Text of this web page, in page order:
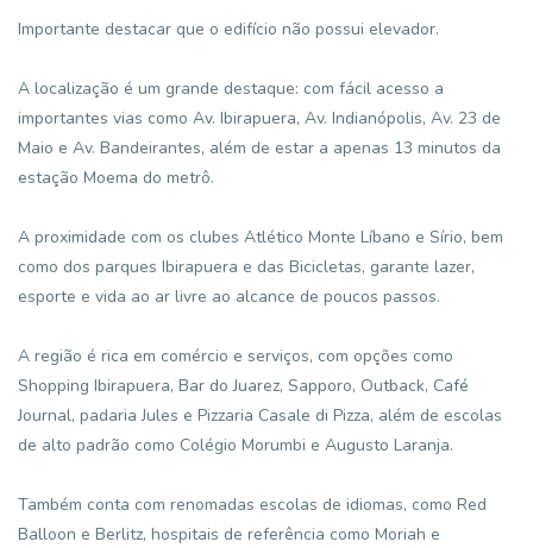
Importante destacar que o edifício não possui elevador.
A localização é um grande destaque: com fácil acesso a
importantes vias como Av. Ibirapuera, Av. Indianópolis, Av. 23 de
Maio e Av. Bandeirantes, além de estar a apenas 13 minutos da
estação Moema do metrô.
A proximidade com os clubes Atlético Monte Líbano e Sírio, bem
como dos parques Ibirapuera e das Bicicletas, garante lazer,
esporte e vida ao ar livre ao alcance de poucos passos.
A região é rica em comércio e serviços, com opções como
Shopping Ibirapuera, Bar do Juarez, Sapporo, Outback, Café
Journal, padaria Jules e Pizzaria Casale di Pizza, além de escolas
de alto padrão como Colégio Morumbi e Augusto Laranja.
Também conta com renomadas escolas de idiomas, como Red
Balloon e Berlitz, hospitais de referência como Moriah e